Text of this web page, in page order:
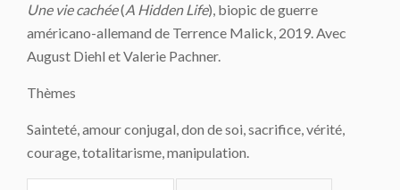
Une vie cachée(A Hidden Life), biopic de guerre
américano-allemand de Terrence Malick, 2019. Avec
August Diehl et Valerie Pachner.
Thèmes
Sainteté, amour conjugal, don de soi, sacrifice, vérité,
courage, totalitarisme, manipulation.